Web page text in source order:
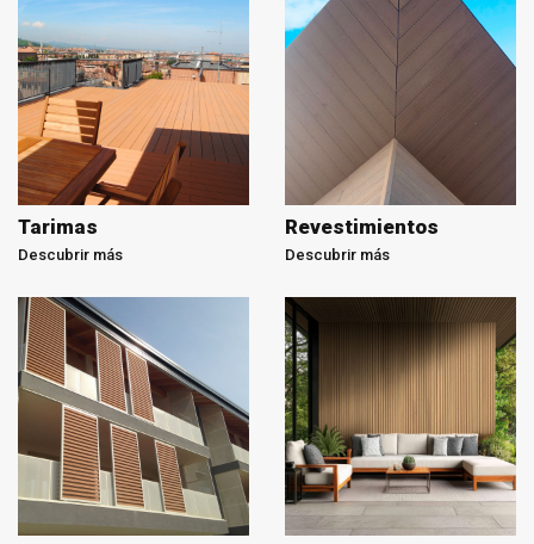
Tarimas
Descubrir más
Revestimientos
Descubrir más